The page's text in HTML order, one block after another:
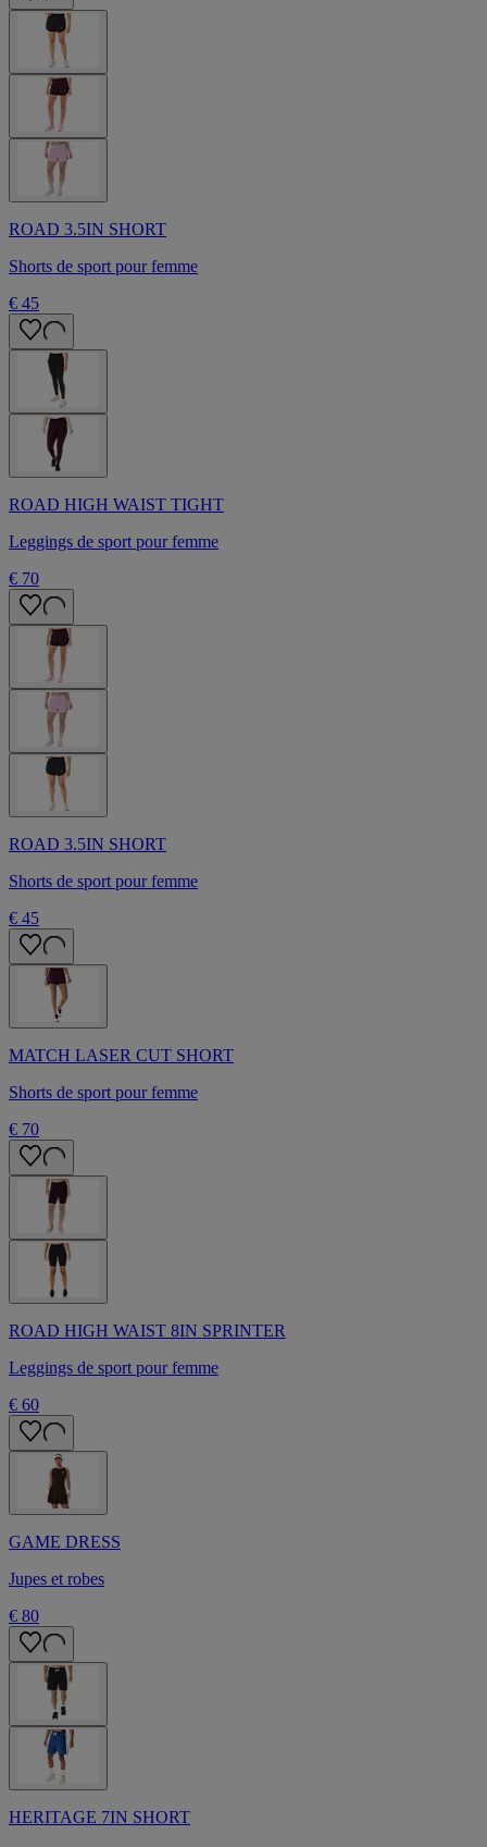
ROAD 3.5IN SHORT
Shorts de sport pour femme
€ 45
ROAD HIGH WAIST TIGHT
Leggings de sport pour femme
€ 70
ROAD 3.5IN SHORT
Shorts de sport pour femme
€ 45
MATCH LASER CUT SHORT
Shorts de sport pour femme
€ 70
ROAD HIGH WAIST 8IN SPRINTER
Leggings de sport pour femme
€ 60
GAME DRESS
Jupes et robes
€ 80
HERITAGE 7IN SHORT